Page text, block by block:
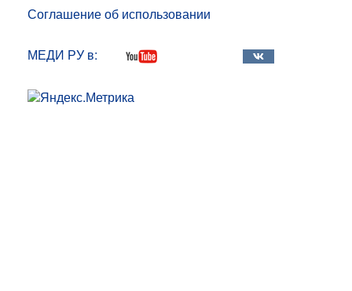
Соглашение об использовании
МЕДИ РУ в: